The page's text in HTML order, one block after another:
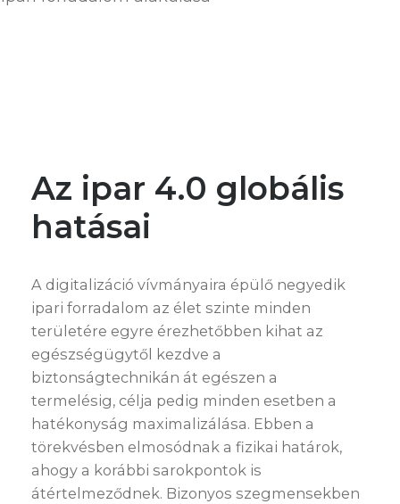
Az ipar 4.0 globális
hatásai
A digitalizáció vívmányaira épülő negyedik
ipari forradalom az élet szinte minden
területére egyre érezhetőbben kihat az
egészségügytől kezdve a
biztonságtechnikán át egészen a
termelésig, célja pedig minden esetben a
hatékonyság maximalizálása. Ebben a
törekvésben elmosódnak a fizikai határok,
ahogy a korábbi sarokpontok is
átértelmeződnek. Bizonyos szegmensekben